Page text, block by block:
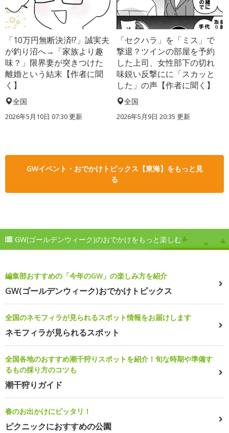
「10万円無断決済!?」誠実夫
が釣り沼へ→「家族より趣
味？」限界妻が突きつけた
離婚という結末【作者に聞
く】
全国
2026年5月10日 07:30 更新
「セクハラ」を「ミス」で
撃退？ツインの部屋を予約
した上司、女性部下の切れ
味鋭い反撃にに「スカッと
した」の声【作者に聞く】
全国
2026年5月9日 20:35 更新
GWイベント・おでかけトピックス【東海】をもっと見
る
GW(ゴールデンウィーク)のおでかけをもっと楽しむ
編集部おすすめの「今年のGW」の楽しみ方を紹介
GW(ゴールデンウィーク)おでかけトピックス
全国のネモフィラが見られるスポット情報をお届けします
ネモフィラが見られるスポット
全国各地のおすすめ潮干狩りスポットを紹介！旬な時期や準備す
るもの採り方のコツも
潮干狩りガイド
春のお出かけにピッタリ！
ピクニックにおすすめの公園